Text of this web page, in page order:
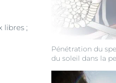
Pénétration du
du soleil dans la
libres ;